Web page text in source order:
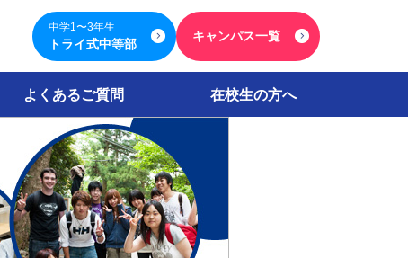
中学1〜3年生
トライ式中等部
キャンパス一覧
よくあるご質問 在校生の方へ